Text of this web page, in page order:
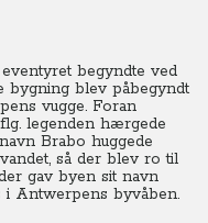
begyndte ved
bygning blev påbegyndt
vugge. Foran
legenden hærgede
Brabo huggede
så der blev ro til
gav byen sit navn
i Antwerpens byvåben.